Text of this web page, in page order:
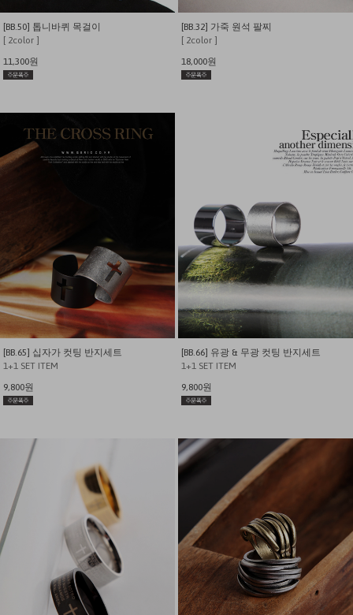
[BB.50] 톱니바퀴 목걸이
[ 2color ]
11,300원
[BB.32] 가죽 원석 팔찌
[ 2color ]
18,000원
[BB.65] 십자가 컷팅 반지세트
1+1 SET ITEM
9,800원
[BB.66] 유광 & 무광 컷팅 반지세트
1+1 SET ITEM
9,800원